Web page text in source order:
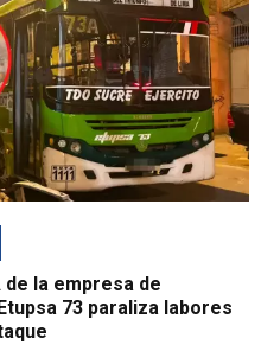
de la empresa de
73 paraliza labores